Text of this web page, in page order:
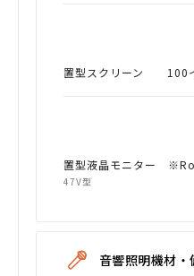
置型スクリーン 100
置型液晶モニター
47V型
音響照明機材・